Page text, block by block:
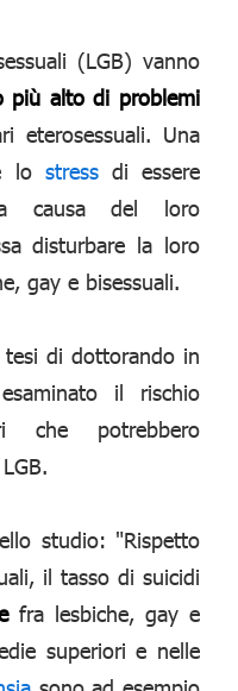
(LGB) vanno
più alto di problemi
eterosessuali. Una
lo stressdi essere
causa del loro
disturbare la loro
gay e bisessuali.
tesi di dottorando in
il rischio
potrebbero
studio: "Rispetto
il tasso di suicidi
fra lesbiche, gay e
superiori e nelle